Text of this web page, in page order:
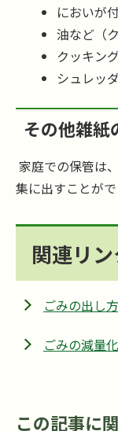
においが
油など（
クッキン
シュレッ
その他雑紙
家庭での保管は
集に出すことがで
関連リン
ごみの出し
ごみの減量
この記事に